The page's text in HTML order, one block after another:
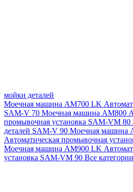
мойки деталей
Моечная машина AM700 LK
SAM-V 70 Моечная машина АМ800
промывочная установка SAM-VM 80
деталей SAM-V 90 Моечная
Автоматическая промывочная
Моечная машина AM900 LK
установка SAM-VM 90 Все категории